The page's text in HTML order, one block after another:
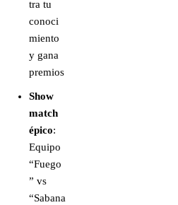
tra tu
conoci
miento
y gana
premios
Show
match
épico:
Equipo
“Fuego
” vs
“Sabana